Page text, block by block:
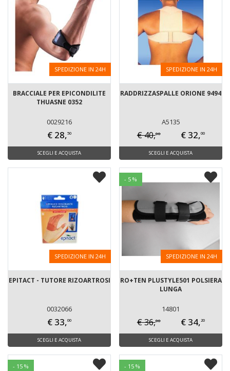
SPEDIZIONE IN 24H
BRACCIALE PER EPICONDILITE
THUASNE 0352
0029216
€ 28,50
SCEGLI E ACQUISTA
SPEDIZIONE IN 24H
RADDRIZZASPALLE ORIONE 9494
A5135
€ 40,00 € 32,00
SCEGLI E ACQUISTA
SPEDIZIONE IN 24H
EPITACT - TUTORE RIZOARTROSI
0032066
€ 33,00
SCEGLI E ACQUISTA
- 5 %
SPEDIZIONE IN 24H
RO+TEN PLUSTYLE501 POLSIERA
LUNGA
14801
€ 36,00 € 34,20
SCEGLI E ACQUISTA
- 15 % - 15 %